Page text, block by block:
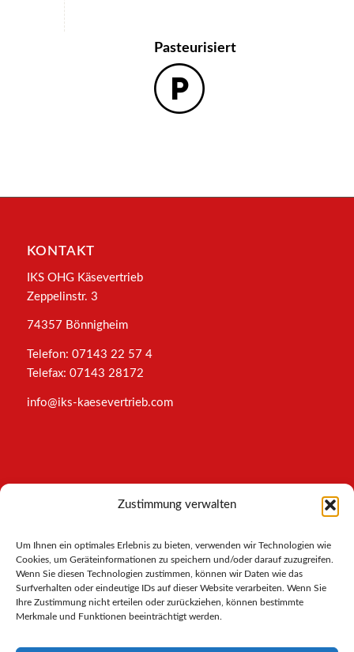
Zustimmung verwalten
Um Ihnen ein optimales Erlebnis zu bieten, verwenden wir Technologien wie
Cookies, um Geräteinformationen zu speichern und/oder darauf zuzugreifen.
Wenn Sie diesen Technologien zustimmen, können wir Daten wie das
Surfverhalten oder eindeutige IDs auf dieser Website verarbeiten. Wenn Sie
Ihre Zustimmung nicht erteilen oder zurückziehen, können bestimmte
Merkmale und Funktionen beeinträchtigt werden.
Pasteurisiert
KONTAKT
IKS OHG Käsevertrieb
Zeppelinstr. 3
74357 Bönnigheim
Telefon: 07143 22 57 4
Telefax: 07143 28172
info@iks-kaesevertrieb.com
INFORMATIONEN
AGB
Datenschutz
Cookies-Richtlinie